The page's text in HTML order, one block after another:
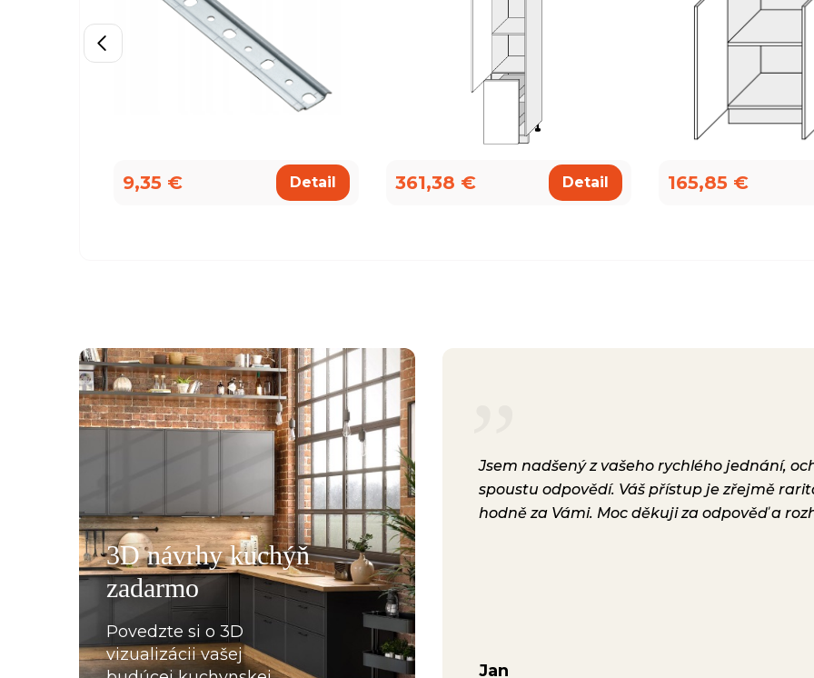
9,35 € Detail 361,38 € Detail 165,85 €
3D návrhy kuchýň
zadarmo
Povedzte si o 3D
vizualizácii vašej
deseti. Kuchyň je krásná a kvalitní. Ochotný personál,
mi pomohla se vším a komunikovala ihned, bez prodlení.
které jsme postupně upravovaly, stejně tak mi poslala i
pracovních desek a korpusů skříní. Montéři u nás strávili
s každou překážkou, která na ně ať už ze strany
křivých zdí apod., vykoukla. Nakonec při předání
Jsem nadšený z vašeho rychlého jednání,
spoustu odpovědí. Váš přístup je zřejmě
hodně za Vámi. Moc děkuji za odpověď a
Jan